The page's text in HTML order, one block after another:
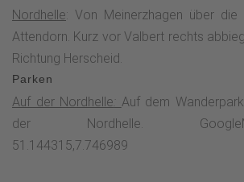
Moorgebiet „Wilde Wiese“. Das
der Ebbemoore, die aufgrund ihrer
ausgewiesen sind. In diesen Hang-
kommen viele seltene Tier- und
Torfmoos, die Moosbeere, die
Hochmoor-Perlmutterfalter vor.Der
weiter stetig bergauf durch das
Nordhelle: Von Meinerzhagen über
Attendorn. Kurz vor Valbert rechts
Richtung Herscheid.
Parken
Auf der Nordhelle: Auf dem
der Nordhelle.
51.144315,7.746989